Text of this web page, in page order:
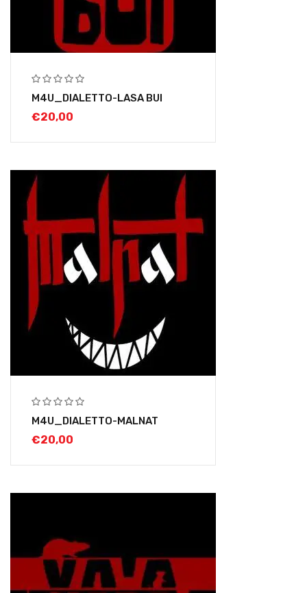
M4U_DIALETTO-LASA BUI
€20,00
M4U_DIALETTO-MALNAT
€20,00